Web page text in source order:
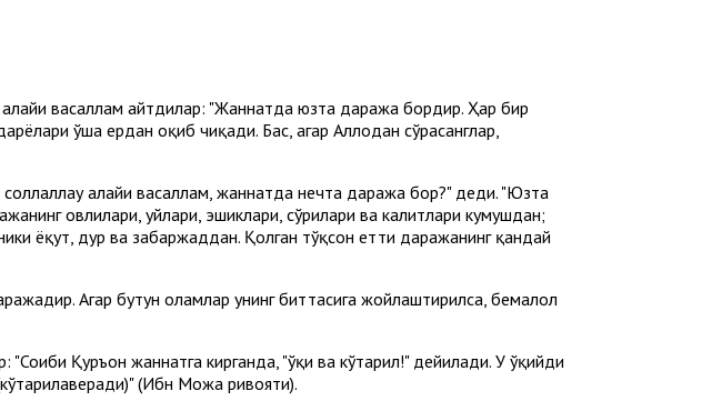
алайҳи васаллам айтдилар: "Жаннатда юзта даража бордир. Ҳар бир
ўша ердан оқиб чиқади. Бас, агар Аллоҳдан сўрасанглар,
алайҳи васаллам, жаннатда нечта даража бор?" деди. "Юзта
ҳовлилари, уйлари, эшиклари, сўрилари ва калитлари кумушдан;
ёқут, дур ва забаржаддан. Қолган тўқсон етти даражанинг қандай
Агар бутун оламлар унинг биттасига жойлаштирилса, бемалол
"Соҳиби Қуръон жаннатга кирганда, "ўқи ва кўтарил!" дейилади. У ўқийди
(Ибн Можа ривояти).